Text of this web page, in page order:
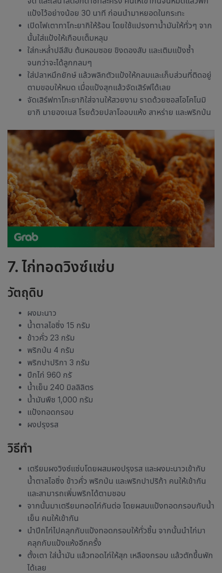
แป้งไว้อย่างน้อย 30 นาที ก่อนนำมาหยอดในกระทะ
เปิดไฟเตาทาโกะยากิให้ร้อน โดยใช้แปรงทาน้ำมันให้ทั่วๆ จาก
นั้นใส่แป้งให้เกือบเต็มหลุม
ใส่กะหล่ำปลีสับ ต้นหอมซอย ขิงดองสับ และเติมแป้งซ้ำ
จนกว่าจะได้ลูกกลมๆ
ใส่ปลาหมึกยักษ์ แล้วพลิกตัวแป้งให้กลมและเก็บส่วนที่ติดอยู่
ตามขอบให้หมด เมื่อแป้งสุกแล้วจัดเสิร์ฟได้เลย
จัดเสิร์ฟทาโกะยากิใส่จานให้สวยงาม ราดด้วยซอสโอโคโนมิ
ยากิ มายองเนส โรยด้วยปลาโออบแห้ง สาหร่าย และพริกป่น
7. ไก่ทอดวิงซ์แซ่บ
วัตถุดิบ
ผงมะนาว
น้ำตาลไอซิ่ง 15 กรัม
ข้าวคั่ว 23 กรัม
พริกป่น 4 กรัม
พริกปาปริกา 3 กรัม
ปีกไก่ 960 กรั
น้ำเย็น 240 มิลลิลิตร
น้ำมันพืช 1,000 กรัม
แป้งทอดกรอบ
ผงปรุงรส
วิธีทำ
เตรียมผงวิงซ์แซ่บโดยผสมผงปรุงรส และผงมะนาวเข้ากับ
น้ำตาลไอซิ่ง ข้าวคั่ว พริกป่น และพริกปาปริก้า คนให้เข้ากัน
และสามารถเพิ่มพริกได้ตามชอบ
จากนั้นมาเตรียมทอดไก่กันต่อ โดยผสมแป้งทอดกรอบกับน้ำ
เย็น คนให้เข้ากัน
นำปีกไก่ไปคลุกกับแป้งทอดกรอบให้ทั่วชิ้น จากนั้นนำไก่มา
คลุกกับแป้งแห้งอีกครั้ง
ตั้งเตา ใส่น้ำมัน แล้วทอดไก่ให้สุก เหลืองกรอบ แล้วตักขึ้นพัก
ได้เลย